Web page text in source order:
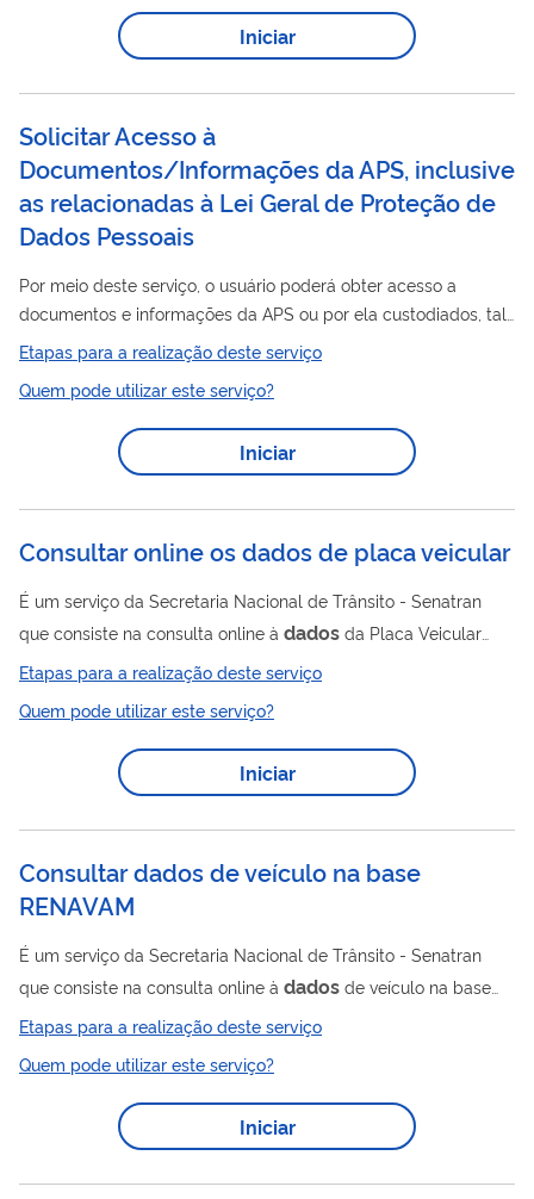
não demande interpretação. O serviço não inclui respostas a
demandas que configurem: - consultoria, consultas em tese ou
Iniciar
Solicitar Acesso à
Documentos/Informações da APS, inclusive
as relacionadas à Lei Geral de Proteção de
Dados Pessoais
Por meio deste serviço, o usuário poderá obter acesso a
documentos e informações da APS ou por ela custodiados, tal
como cópia de processos licitatórios, de ofícios, processos
administrativos, inclusive as relacionadas à Lei Geral de
Proteção deDadosPessoais, entre outros.
Etapas para a realização deste serviço
Quem pode utilizar este serviço?
Iniciar
Consultar online os dados de placa veicular
É um serviço da Secretaria Nacional de Trânsito - Senatran
que consiste na consulta online à dados da Placa Veicular
para validação dosdadosda placa, seu fabricante e
veículo é possível acessardados
Estampador; Marca/ Modelo; Ano Fabricação;
Dados
do Veículo; Número de Série do QR Code.
Etapas para a realização deste serviço
Quem pode utilizar este serviço?
Iniciar
Consultar dados de veículo na base
RENAVAM
É um serviço da Secretaria Nacional de Trânsito - Senatran
que consiste na consulta online à dados de veículo na base
RENAVAM (Registro Nacional de Veículos Automotores), que é
um sistema que tem como principal finalidade armazenar os
dadosdos veículos que circulam no país. O RENAVAM
armazena todo o histórico do veículo. Cada usuário tem
acesso a 5 consultas de veículos.
Etapas para a realização deste serviço
Quem pode utilizar este serviço?
Iniciar